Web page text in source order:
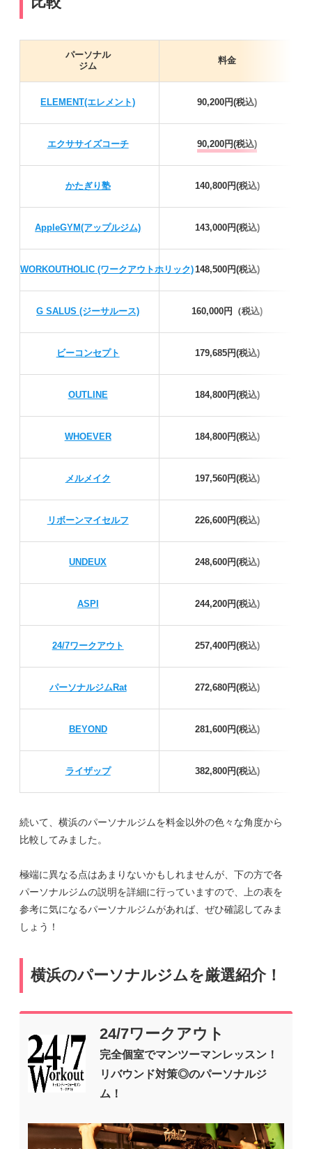
パーソナル
ジム
料金
ELEMENT(エレメント) 90,200円(税込)
エクササイズコーチ 90,200円(税込)
かたぎり塾 140,800円(税込)
AppleGYM(アップルジム) 143,000円(税込)
WORKOUTHOLIC (ワークアウトホリック)148,500円(税込)
G SALUS (ジーサルース) 160,000円（税込)
ビーコンセプト 179,685円(税込)
OUTLINE 184,800円(税込)
WHOEVER 184,800円(税込)
メルメイク 197,560円(税込)
リボーンマイセルフ 226,600円(税込)
UNDEUX 248,600円(税込)
ASPI 244,200円(税込)
24/7ワークアウト 257,400円(税込)
パーソナルジムRat 272,680円(税込)
BEYOND 281,600円(税込)
ライザップ 382,800円(税込)
続いて、横浜のパーソナルジムを料金以外の色々な角度から
比較してみました。
極端に異なる点はあまりないかもしれませんが、下の方で各
パーソナルジムの説明を詳細に行っていますので、上の表を
参考に気になるパーソナルジムがあれば、ぜひ確認してみま
しょう！
横浜のパーソナルジムを厳選紹介！
24/7ワークアウト
完全個室でマンツーマンレッスン！
リバウンド対策◎のパーソナルジ
ム！